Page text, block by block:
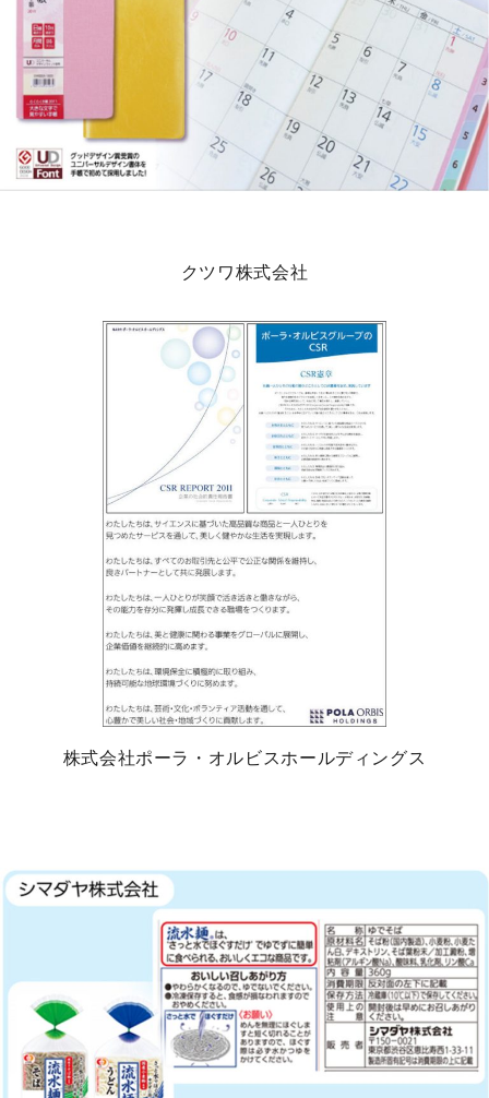
クツワ株式会社
株式会社ポーラ・オルビスホールディングス